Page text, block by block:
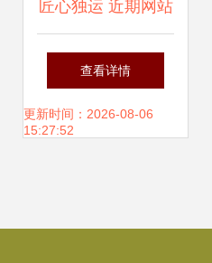
匠心独运 近期网站
设计作品与行业趋
势解读
查看详情
更新时间：2026-08-06
15:27:52